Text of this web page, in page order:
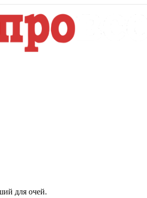
для очей.